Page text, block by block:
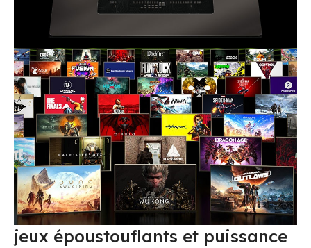
jeux époustouflants et puissance